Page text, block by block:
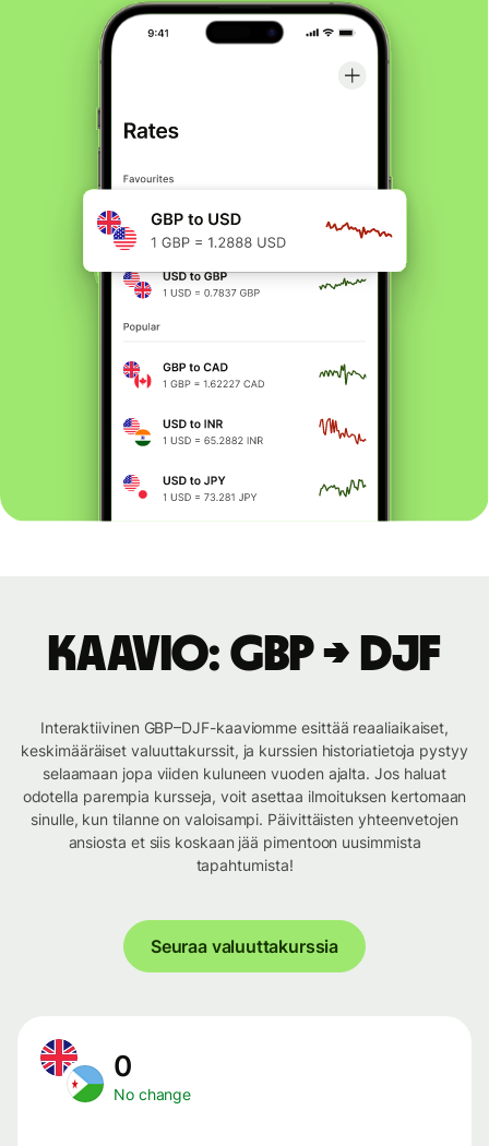
Kaavio: GBP → DJF
Interaktiivinen GBP–DJF-kaaviomme esittää reaaliaikaiset,
keskimääräiset valuuttakurssit, ja kurssien historiatietoja pystyy
selaamaan jopa viiden kuluneen vuoden ajalta. Jos haluat
odotella parempia kursseja, voit asettaa ilmoituksen kertomaan
sinulle, kun tilanne on valoisampi. Päivittäisten yhteenvetojen
ansiosta et siis koskaan jää pimentoon uusimmista
tapahtumista!
Seuraa valuuttakurssia
0
No change